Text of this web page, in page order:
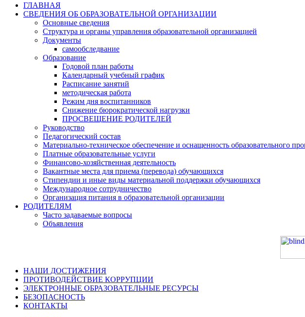
ГЛАВНАЯ
СВЕДЕНИЯ ОБ ОБРАЗОВАТЕЛЬНОЙ ОРГАНИЗАЦИИ
Основные сведения
Структура и органы управления образовательной организацией
Документы
самообследвание
Образование
Годовой план работы
Календарный учебный график
Расписание занятий
методическая работа
Режим дня воспитанников
Снижение бюрократической нагрузки
ПРОСВЕЩЕНИЕ РОДИТЕЛЕЙ
Руководство
Педагогический состав
Материально-техническое обеспечение и оснащенность образовательного
Платные образовательные услуги
Финансово-хозяйственная деятельность
Вакантные места для приема (перевода) обучающихся
Стипендии и иные виды материальной поддержки обучающихся
Международное сотрудничество
Организация питания в образовательной организации
РОДИТЕЛЯМ
Часто задаваемые вопросы
Объявления
НАШИ ДОСТИЖЕНИЯ
ПРОТИВОДЕЙСТВИЕ КОРРУПЦИИ
ЭЛЕКТРОННЫЕ ОБРАЗОВАТЕЛЬНЫЕ РЕСУРСЫ
БЕЗОПАСНОСТЬ
КОНТАКТЫ